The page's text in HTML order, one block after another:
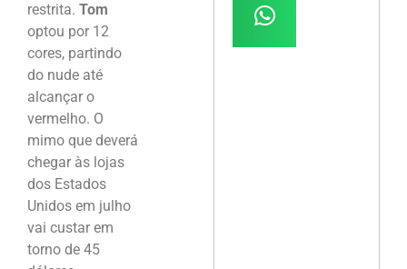
restrita. Tom
optou por 12
cores, partindo
do nude até
alcançar o
vermelho. O
mimo que deverá
chegar às lojas
dos Estados
Unidos em julho
vai custar em
torno de 45